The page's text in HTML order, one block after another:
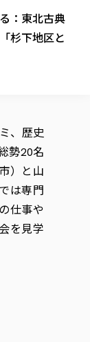
通信」
ス）
公開
攻 修士課程
イト（キャリタス
い
動 TOP
TOP
ド解消に向けた産
リア教育TOP
：東北古典
杉下地区と
、歴史
勢20名
）と山
は専門
仕事や
を見学